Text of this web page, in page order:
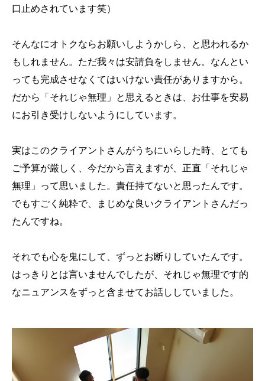
口止めされています笑）
そんなにオトクならお願いしようかしら、と思われるか
もしれません。ただ我々は安請負をしません。なんとい
っても完成させなくてはいけない責任がありますから。
だから「それじゃ無理」と思えるときは、お仕事を安易
にお引き受けしないようにしています。
実はこのクライアントさんがうちにいらした時、とても
ご予算が厳しく、今だから言えますが、正直「それじゃ
無理」って思いました。責任持てないと思ったんです。
でもすごく純粋で、まじめな良いクライアントさんだっ
たんですね。
それでも心を鬼にして、ずっとお断りしていたんです。
はっきりとは言いませんでしたが、それじゃ無理です的
なニュアンスをずっと含ませてお話ししていました。